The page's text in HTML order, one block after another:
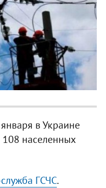
в Украине
населенных
ГСЧС.